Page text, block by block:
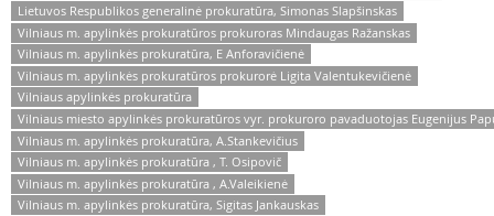
Lietuvos Respublikos generalinė prokuratūra, Simonas Slapšinskas
Vilniaus m. apylinkės prokuratūros prokuroras Mindaugas Ražanskas
Vilniaus m. apylinkės prokuratūra, E Anforavičienė
Vilniaus m. apylinkės prokuratūros prokurorė Ligita Valentukevičienė
Vilniaus apylinkės prokuratūra
Vilniaus miesto apylinkės prokuratūros vyr. prokuroro pavaduotojas Eugenijus
Vilniaus m. apylinkės prokuratūra, A.Stankevičius
Vilniaus m. apylinkės prokuratūra , T. Osipovič
Vilniaus m. apylinkės prokuratūra , A.Valeikienė
Vilniaus m. apylinkės prokuratūra, Sigitas Jankauskas